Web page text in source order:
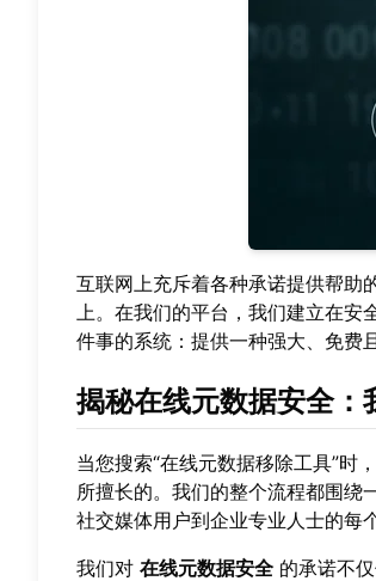
互联网上充斥着各种承诺提供帮助
上。在我们的平台，我们建立在
件事的系统：提供一种强大、免费
揭秘在线元数据安全：
当您搜索“在线元数据移除工具”时
所擅长的。我们的整个流程都围绕
社交媒体用户到企业专业人士的每
我们对 在线元数据安全 的承诺不